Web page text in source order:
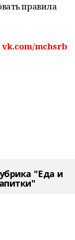
правила
vk.com/mchsrb
"Еда и